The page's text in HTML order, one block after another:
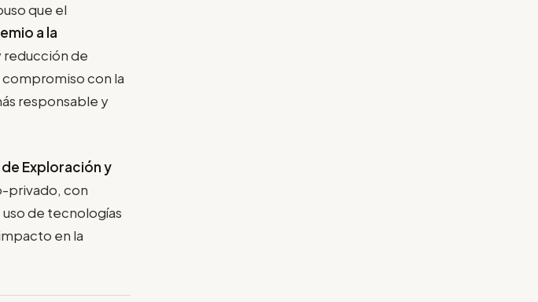
que el
a la
reducción de
compromiso con la
responsable y
Exploración y
privado, con
de tecnologías
en la